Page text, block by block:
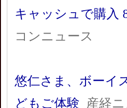
キャッシュで購入
コンニュース
悠仁さま、ボーイ
どもご体験 産経